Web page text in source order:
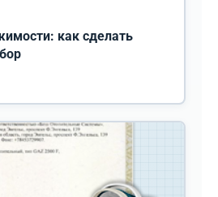
как сделать